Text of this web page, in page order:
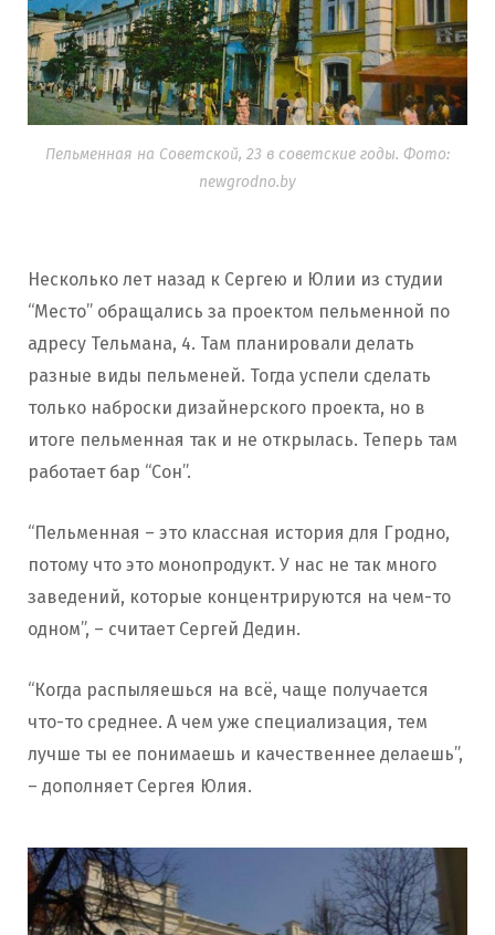
Пельменная на Советской, 23 в советские годы. Фото:
newgrodno.by
Несколько лет назад к Сергею и Юлии из студии
“Место” обращались за проектом пельменной по
адресу Тельмана, 4. Там планировали делать
разные виды пельменей. Тогда успели сделать
только наброски дизайнерского проекта, но в
итоге пельменная так и не открылась. Теперь там
работает бар “Сон”.
“Пельменная – это классная история для Гродно,
потому что это монопродукт. У нас не так много
заведений, которые концентрируются на чем-то
одном”, – считает Сергей Дедин.
“Когда распыляешься на всё, чаще получается
что-то среднее. А чем уже специализация, тем
лучше ты ее понимаешь и качественнее делаешь”,
– дополняет Сергея Юлия.